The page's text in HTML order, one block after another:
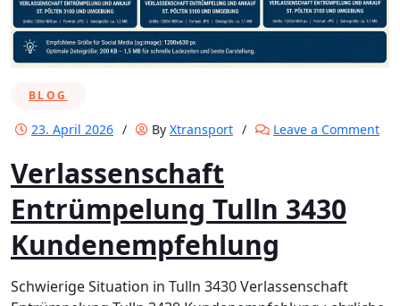
BLOG
23. April 2026 / By Xtransport / Leave a Commenton
Verlassenschaft
Entrümpelung Tulln 3430
Kundenempfehlung
Schwierige Situation in Tulln 3430 Verlassenschaft